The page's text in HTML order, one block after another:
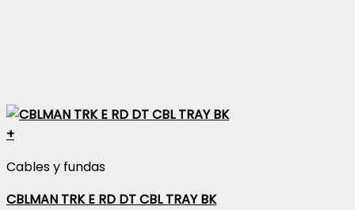
+
Cables y fundas
CBLMAN TRK E RD DT CBL TRAY BK